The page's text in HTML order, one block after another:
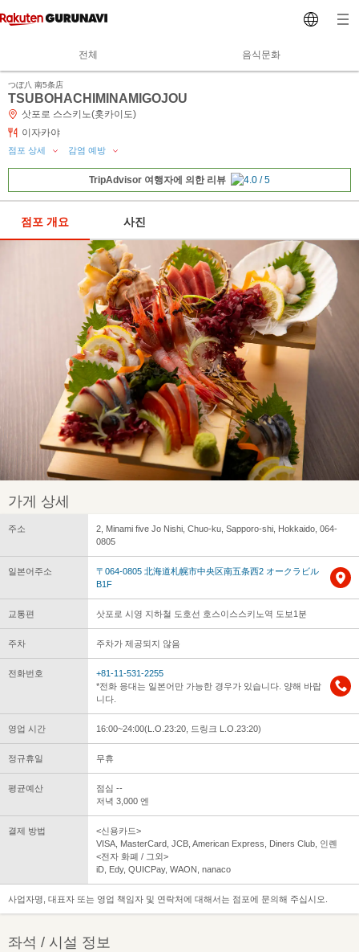
전체 음식문화
つぼ八 南5条店
TSUBOHACHIMINAMIGOJOU
삿포로 스스키노(홋카이도)
이자카야
점포 상세 감염 예방
TripAdvisor 여행자에 의한 리뷰
점포 개요 사진
가게 상세
주소
2, Minami five Jo Nishi, Chuo-ku, Sapporo-shi, Hokkaido, 064-
0805
일본어주소
〒064-0805 北海道札幌市中央区南五条西2 オークラビル
B1F
교통편 삿포로 시영 지하철 도호선 호스이스스키노역 도보1분
주차 주차가 제공되지 않음
전화번호
+81-11-531-2255
*전화 응대는 일본어만 가능한 경우가 있습니다. 양해 바랍
니다.
영업 시간 16:00~24:00(L.O.23:20, 드링크 L.O.23:20)
정규휴일 무휴
평균예산
점심 --
저녁 3,000 엔
결제 방법
<신용카드>
VISA, MasterCard, JCB, American Express, Diners Club, 인롄
<전자 화폐 / 그외>
iD, Edy, QUICPay, WAON, nanaco
사업자명, 대표자 또는 영업 책임자 및 연락처에 대해서는 점포에 문의해 주십시오.
좌석 / 시설 정보